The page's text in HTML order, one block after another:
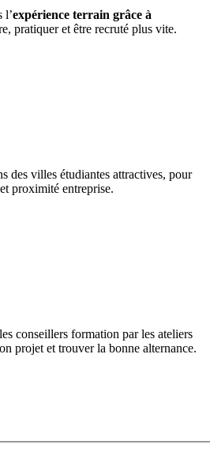
l’expérience terrain grâce à
pratiquer et être recruté plus vite.
des villes étudiantes attractives, pour
proximité entreprise.
conseillers formation par les ateliers
projet et trouver la bonne alternance.